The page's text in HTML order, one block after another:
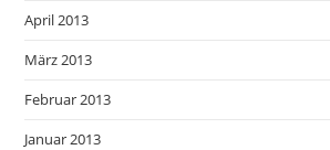
April 2013
März 2013
Februar 2013
Januar 2013